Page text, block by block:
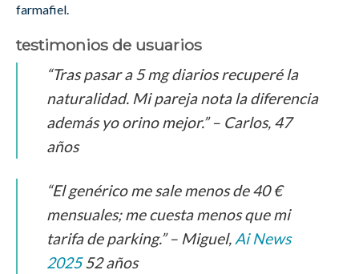
farmafiel.
testimonios de usuarios
“Tras pasar a 5 mg diarios recuperé la
naturalidad. Mi pareja nota la diferencia
además yo orino mejor.” – Carlos, 47
años
“El genérico me sale menos de 40 €
mensuales; me cuesta menos que mi
tarifa de parking.” – Miguel, Ai News
202552 años